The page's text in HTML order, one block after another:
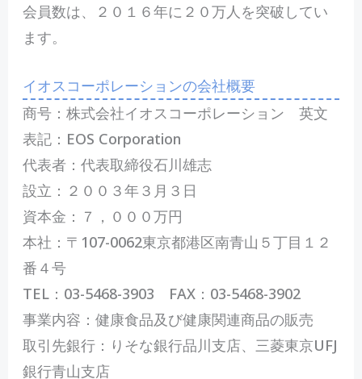
会員数は、２０１６年に２０万人を突破してい
ます。
イオスコーポレーションの会社概要
商号：株式会社イオスコーポレーション 英文
表記：EOS Corporation
代表者：代表取締役石川雄志
設立：２００３年３月３日
資本金：７，０００万円
本社：〒107-0062東京都港区南青山５丁目１２
番４号
TEL：03-5468-3903 FAX：03-5468-3902
事業内容：健康食品及び健康関連商品の販売
取引先銀行：りそな銀行品川支店、三菱東京UFJ
銀行青山支店